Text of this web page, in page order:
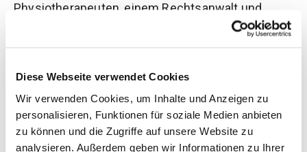
Diese Webseite verwendet Cookies
Wir verwenden Cookies, um Inhalte und Anzeigen zu
personalisieren, Funktionen für soziale Medien anbieten
zu können und die Zugriffe auf unsere Website zu
analysieren. Außerdem geben wir Informationen zu Ihrer
Physiotherapeuten, einem Rechtsanwalt und
mal hört ihr einer Folge zu und werdet Stift und
Zettel zücken, um all die tollen Informationen
mitzuschreiben und mal hört ihr mir und meiner